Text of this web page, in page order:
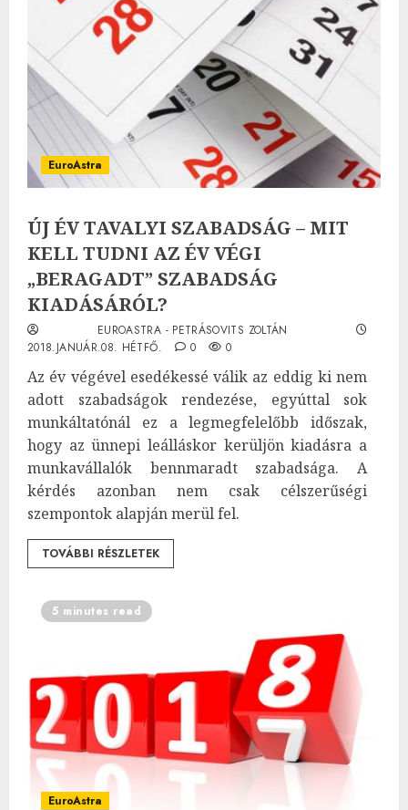
EuroAstra
ÚJ ÉV TAVALYI SZABADSÁG – MIT
KELL TUDNI AZ ÉV VÉGI
„BERAGADT” SZABADSÁG
KIADÁSÁRÓL?
EUROASTRA - PETRÁSOVITS ZOLTÁN
2018.JANUÁR.08. HÉTFŐ.
0 0
Az év végével esedékessé válik az eddig ki nem
adott szabadságok rendezése, egyúttal sok
munkáltatónál ez a legmegfelelőbb időszak,
hogy az ünnepi leálláskor kerüljön kiadásra a
munkavállalók bennmaradt szabadsága. A
kérdés azonban nem csak célszerűségi
szempontok alapján merül fel.
TOVÁBBI RÉSZLETEK
5 minutes read
EuroAstra